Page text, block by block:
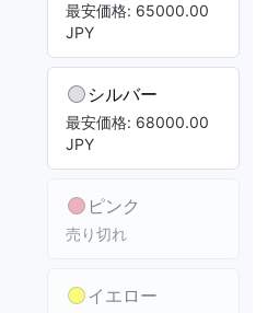
最安価格: 65000.00
JPY
シルバー
最安価格: 68000.00
JPY
ピンク
売り切れ
イエロー